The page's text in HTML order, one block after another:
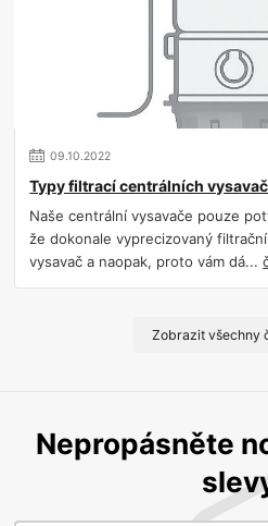
09.10.2022
Typy filtrací centrálních
Naše centrální vysavače pouze
že dokonale vyprecizovaný
vysavač a naopak, proto vám dá...
Zobrazit všechny
Nepropásněte